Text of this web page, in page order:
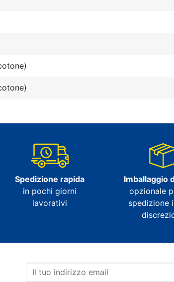
Spedizione rapida
in pochi giorni
lavorativi
Imballaggio
opzionale
spedizione